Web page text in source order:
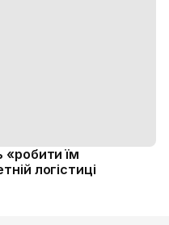
«робити їм
логістиці